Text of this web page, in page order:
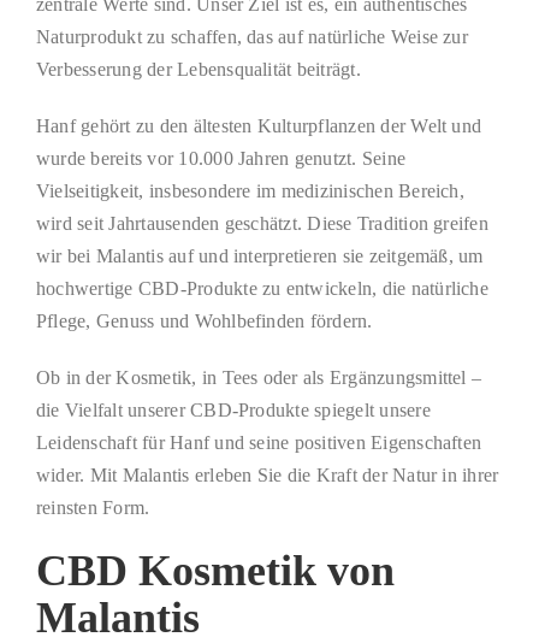
Naturprodukt zu schaffen, das auf natürliche Weise zur
Verbesserung der Lebensqualität beiträgt.
Hanf gehört zu den ältesten Kulturpflanzen der Welt und
wurde bereits vor 10.000 Jahren genutzt. Seine
Vielseitigkeit, insbesondere im medizinischen Bereich,
wird seit Jahrtausenden geschätzt. Diese Tradition greifen
wir bei Malantis auf und interpretieren sie zeitgemäß, um
hochwertige CBD-Produkte zu entwickeln, die natürliche
Pflege, Genuss und Wohlbefinden fördern.
Ob in der Kosmetik, in Tees oder als Ergänzungsmittel –
die Vielfalt unserer CBD-Produkte spiegelt unsere
Leidenschaft für Hanf und seine positiven Eigenschaften
wider. Mit Malantis erleben Sie die Kraft der Natur in ihrer
reinsten Form.
CBD Kosmetik von
Malantis